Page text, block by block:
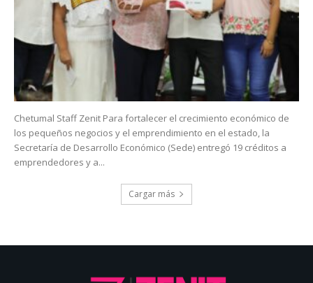
Chetumal Staff Zenit Para fortalecer el crecimiento económico de
los pequeños negocios y el emprendimiento en el estado, la
Secretaría de Desarrollo Económico (Sede) entregó 19 créditos a
emprendedores y a...
Cargar más